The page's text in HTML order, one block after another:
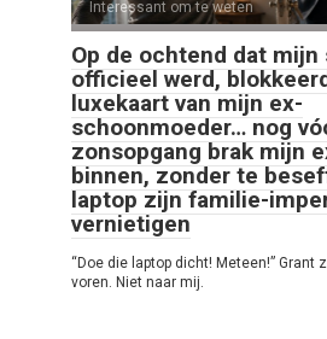
Interessant om te weten
Op de ochtend dat mijn
officieel werd,
luxekaart van mijn ex-
schoonmoeder… nog
zonsopgang brak mijn
binnen, zonder te
laptop zijn familie-
vernietigen
“Doe die laptop dicht! Meteen!” Grant
voren. Niet naar mij.